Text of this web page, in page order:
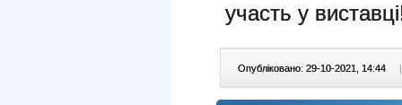
участь у
Опубліковано: 29-10-2021, 14:44 |